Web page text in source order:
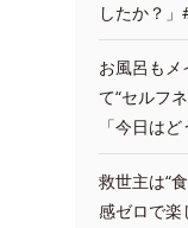
したか？」
お風呂もメ
て“セルフ
「今日は
救世主は“
感ゼロで楽